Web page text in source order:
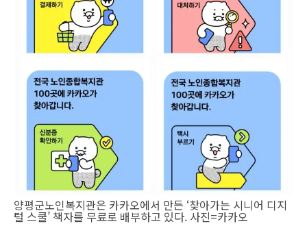
양평군노인복지관은 카카오에서 만든 ‘찾아가는 시니어 디지
털 스쿨’ 책자를 무료로 배부하고 있다. 사진=카카오